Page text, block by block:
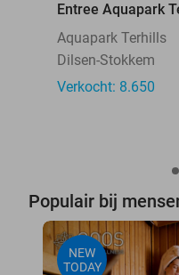
Entree Aquapark
Aquapark Terhills
Dilsen-Stokkem
Verkocht: 8.650
Populair bij
NEW
TODAY